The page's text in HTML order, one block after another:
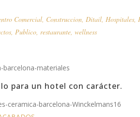
Comercial, Construccion, Ditail, Hospitales,
, Publico, restaurante, wellness
para un hotel con carácter.